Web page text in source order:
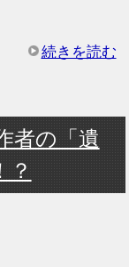
続きを読む
者の「遺
？